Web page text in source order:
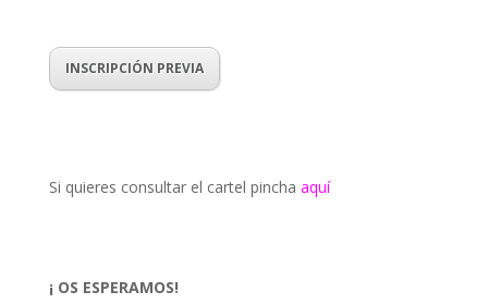
INSCRIPCIÓN PREVIA
Si quieres consultar el cartel pincha aquí
¡ OS ESPERAMOS!